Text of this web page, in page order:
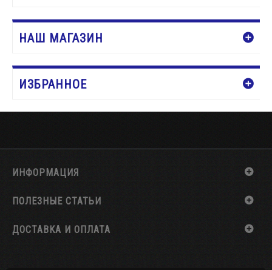
НАШ МАГАЗИН
ИЗБРАННОЕ
ИНФОРМАЦИЯ
ПОЛЕЗНЫЕ СТАТЬИ
ДОСТАВКА И ОПЛАТА